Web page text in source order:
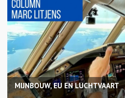
MIJNBOUW, EU EN LUCHTVAART